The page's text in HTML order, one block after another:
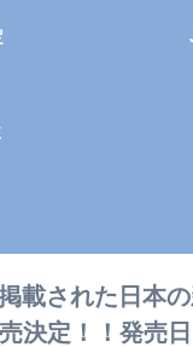
載された日本
決定！！発売